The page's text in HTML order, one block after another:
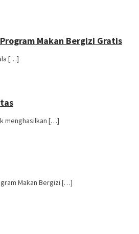
Makan Bergizi Gratis
[…]
menghasilkan […]
Makan Bergizi […]